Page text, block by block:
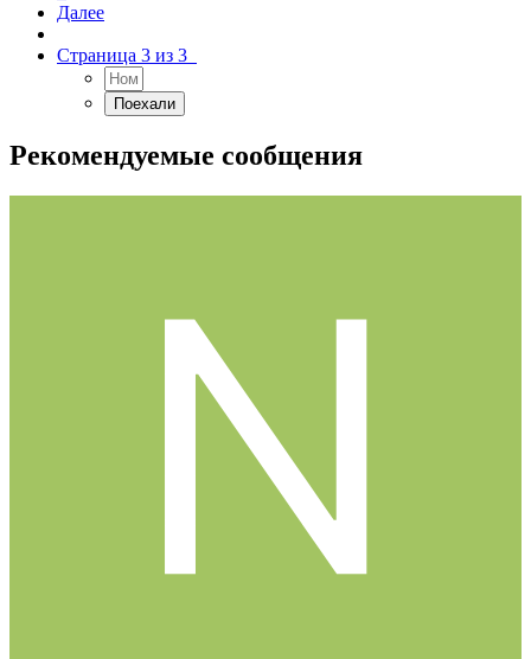
Далее
Страница 3 из 3
Рекомендуемые сообщения